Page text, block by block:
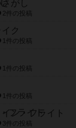
がし
2件の投稿
ク
1件の投稿
1件の投稿
1件の投稿
ン・フライト
3件の投稿